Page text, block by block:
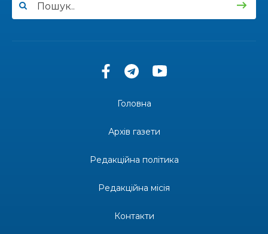
«Дві музи» у Рівному: свято краси, мистецтва
Одна з найяскравіших постатей Бахмута –
професійним святом
Головна
Архів газети
Редакційна політика
Редакційна місія
Контакти